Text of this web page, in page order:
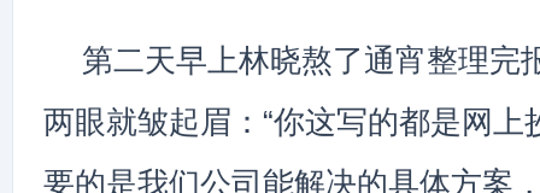
第二天早上林晓熬了通宵整理完
两眼就皱起眉：“你这写的都是网上
要的是我们公司能解决的具体方案